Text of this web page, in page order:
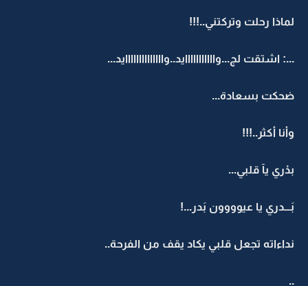
لماذا رحلت وتركتني..!!!
...: اشتقت لج...وااااااااااايد..واااااااااااااايد...
ضحكت بسعادة...
وأنا أكثر..!!!
بدْري يآ قلبي...
بَـــدري يا عيوووون بَدر...!
نداءاته تجعل قلبي يكاد يقف من الفرحة..
..